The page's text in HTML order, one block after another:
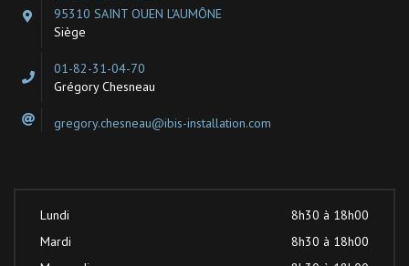
95310 SAINT OUEN L'AUMÔNE
Siège
01-82-31-04-70
Grégory Chesneau
gregory.chesneau@ibis-installation.com
Lundi
8h30 à 18h00
Mardi
8h30 à 18h00